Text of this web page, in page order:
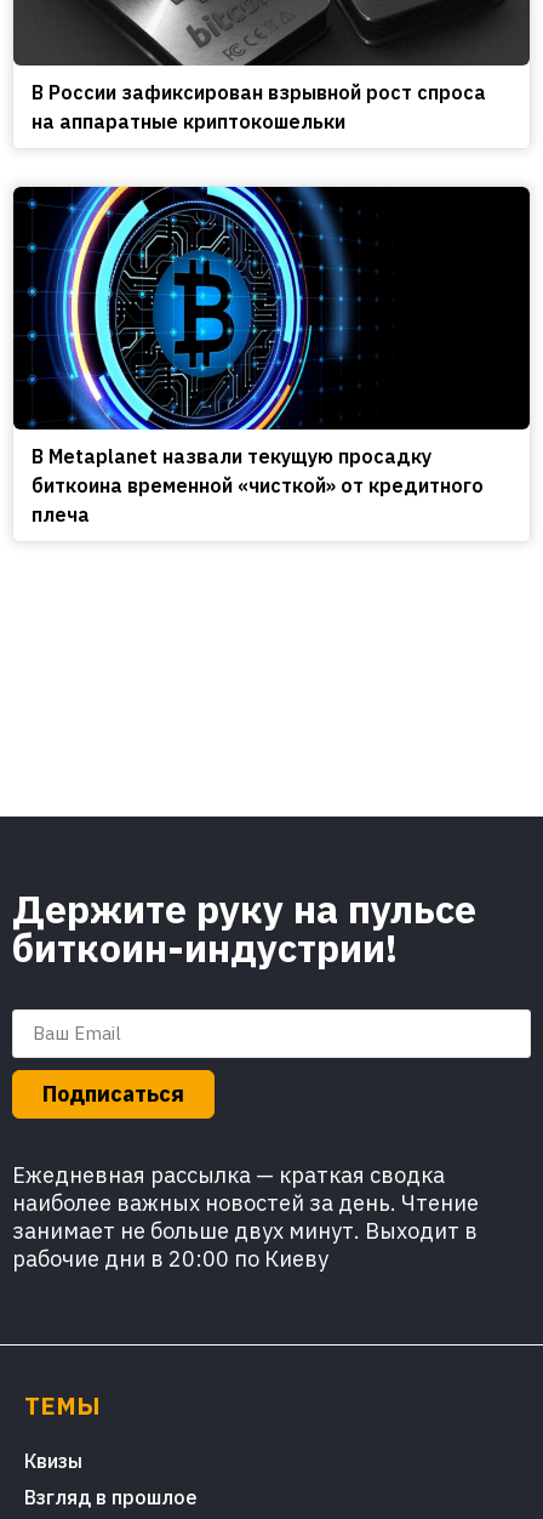
В России зафиксирован взрывной рост спроса
на аппаратные криптокошельки
В Metaplanet назвали текущую просадку
биткоина временной «чисткой» от кредитного
плеча
Держите руку на пульсе
биткоин-индустрии!
Подписаться
Ежедневная рассылка — краткая сводка
наиболее важных новостей за день. Чтение
занимает не больше двух минут. Выходит в
рабочие дни в 20:00 по Киеву
ТЕМЫ
Квизы
Взгляд в прошлое